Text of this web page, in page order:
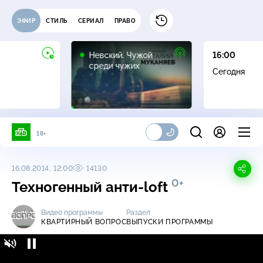
ЭФИР СТИЛЬ СЕРИАЛ ПРАВО
Невский. Чужой
среди чужих
16+
16:00
Сегодня
18+
16.08.2014, 12:00 14130
Техногенный анти-loft 0+
Видео программы
КВАРТИРНЫЙ ВОПРОС
Раздел
ВЫПУСКИ ПРОГРАММЫ